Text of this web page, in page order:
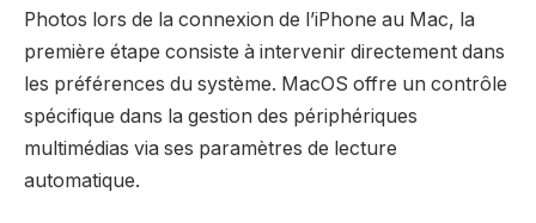
Photos lors de la connexion de l’iPhone au Mac, la
première étape consiste à intervenir directement dans
les préférences du système. MacOS offre un contrôle
spécifique dans la gestion des périphériques
multimédias via ses paramètres de lecture
automatique.